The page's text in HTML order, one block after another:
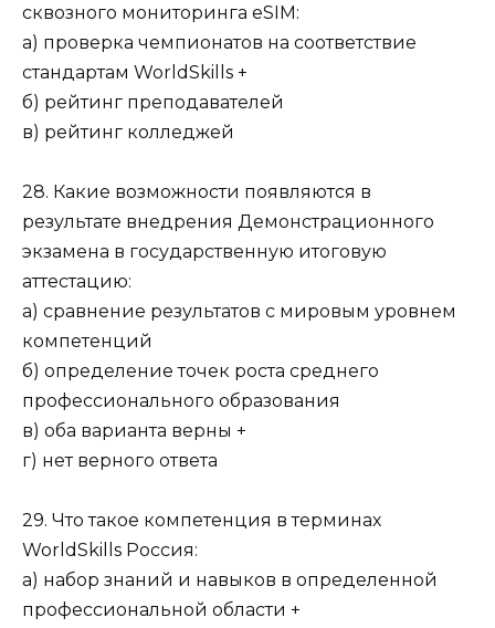
сквозного мониторинга eSIM:
а) проверка чемпионатов на соответствие
стандартам WorldSkills +
б) рейтинг преподавателей
в) рейтинг колледжей
28. Какие возможности появляются в
результате внедрения Демонстрационного
экзамена в государственную итоговую
аттестацию:
а) сравнение результатов с мировым уровнем
компетенций
б) определение точек роста среднего
профессионального образования
в) оба варианта верны +
г) нет верного ответа
29. Что такое компетенция в терминах
WorldSkills Россия:
а) набор знаний и навыков в определенной
профессиональной области +